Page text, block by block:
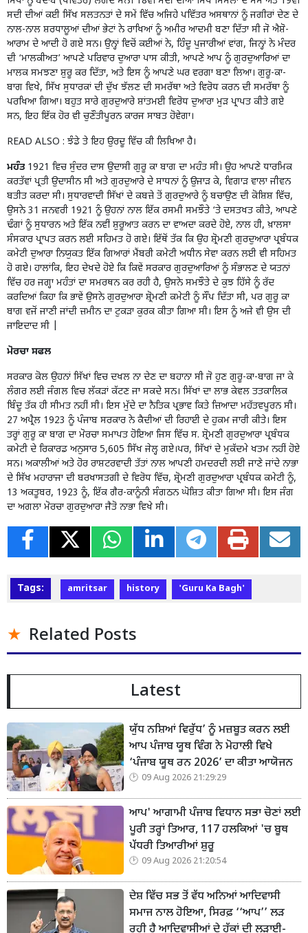
ਸਦੀ ਦੀਆਂ ਕਈ ਸਿੱਖ ਸਲਤਨਤਾਂ ਦੇ ਸਮੇਂ ਵਿੱਚ ਅਜਿਹੇ ਪਵਿੱਤਰ ਅਸਥਾਨਾਂ ਨੂੰ ਜਗੀਰਾਂ ਦੇਣ ਦੇ
ਨਾਲ-ਨਾਲ ਸ਼ਰਧਾਲੂਆਂ ਦੀਆਂ ਭੇਟਾਂ ਨੇ ਰਾਖਿਆਂ ਨੂੰ ਅਮੀਰ ਆਦਮੀ ਬਣਾ ਦਿੱਤਾ ਸੀ ਜੋ ਐਸ਼ੋ-
ਆਰਾਮ ਦੇ ਆਦੀ ਹੋ ਗਏ ਸਨ। ਉਨ੍ਹਾਂ ਵਿਚੋਂ ਕਈਆਂ ਨੇ, ਹਿੰਦੂ ਪੁਜਾਰੀਆਂ ਵਾਂਗ, ਜਿਨ੍ਹਾਂ ਨੇ ਮੰਦਰ
ਦੀ ‘ਮਾਲਕੀਅਤ’ ਆਪਣੇ ਪਰਿਵਾਰ ਦੁਆਰਾ ਪਾਸ ਕੀਤੀ, ਆਪਣੇ ਆਪ ਨੂੰ ਗੁਰਦੁਆਰਿਆਂ ਦਾ
ਮਾਲਕ ਸਮਝਣਾ ਸ਼ੁਰੂ ਕਰ ਦਿੱਤਾ, ਅਤੇ ਇਸ ਨੂੰ ਆਪਣੇ ਘਰ ਵਰਗਾ ਬਣਾ ਲਿਆ। ਗੁਰੂ-ਕਾ-
ਬਾਗ ਵਿਖੇ, ਸਿੱਖ ਸੁਧਾਰਕਾਂ ਦੀ ਦੁੱਖ ਝੱਲਣ ਦੀ ਸਮਰੱਥਾ ਅਤੇ ਵਿਰੋਧ ਕਰਨ ਦੀ ਸਮਰੱਥਾ ਨੂੰ
ਪਰਖਿਆ ਗਿਆ। ਬਹੁਤ ਸਾਰੇ ਗੁਰਦੁਆਰੇ ਸ਼ਾਂਤਮਈ ਵਿਰੋਧ ਦੁਆਰਾ ਮੁੜ ਪ੍ਰਾਪਤ ਕੀਤੇ ਗਏ
ਸਨ, ਇਹ ਇੱਕ ਹੋਰ ਵੀ ਚੁਣੌਤੀਪੂਰਨ ਕਾਰਜ ਸਾਬਤ ਹੋਵੇਗਾ।
READ ALSO : ਝੰਡੇ ਤੇ ਇਹ ਉਰਦੂ ਵਿੱਚ ਕੀ ਲਿਖਿਆ ਹੈ।
ਮਹੰਤ 1921 ਵਿਚ ਸੁੰਦਰ ਦਾਸ ਉਦਾਸੀ ਗੁਰੂ ਕਾ ਬਾਗ ਦਾ ਮਹੰਤ ਸੀ। ਉਹ ਆਪਣੇ ਧਾਰਮਿਕ
ਕਰਤੱਵਾਂ ਪ੍ਰਤੀ ਉਦਾਸੀਨ ਸੀ ਅਤੇ ਗੁਰਦੁਆਰੇ ਦੇ ਸਾਧਨਾਂ ਨੂੰ ਉਜਾੜ ਕੇ, ਵਿਗਾੜ ਵਾਲਾ ਜੀਵਨ
ਬਤੀਤ ਕਰਦਾ ਸੀ। ਸੁਧਾਰਵਾਦੀ ਸਿੱਖਾਂ ਦੇ ਕਬਜ਼ੇ ਤੋਂ ਗੁਰਦੁਆਰੇ ਨੂੰ ਬਚਾਉਣ ਦੀ ਕੋਸ਼ਿਸ਼ ਵਿੱਚ,
ਉਸਨੇ 31 ਜਨਵਰੀ 1921 ਨੂੰ ਉਹਨਾਂ ਨਾਲ ਇੱਕ ਰਸਮੀ ਸਮਝੌਤੇ ‘ਤੇ ਦਸਤਖਤ ਕੀਤੇ, ਆਪਣੇ
ਢੰਗਾਂ ਨੂੰ ਸੁਧਾਰਨ ਅਤੇ ਇੱਕ ਨਵੀਂ ਸ਼ੁਰੂਆਤ ਕਰਨ ਦਾ ਵਾਅਦਾ ਕਰਦੇ ਹੋਏ, ਨਾਲ ਹੀ, ਖ਼ਾਲਸਾ
ਸੰਸਕਾਰ ਪ੍ਰਾਪਤ ਕਰਨ ਲਈ ਸਹਿਮਤ ਹੋ ਗਏ। ਇੱਥੋਂ ਤੱਕ ਕਿ ਉਹ ਸ਼੍ਰੋਮਣੀ ਗੁਰਦੁਆਰਾ ਪ੍ਰਬੰਧਕ
ਕਮੇਟੀ ਦੁਆਰਾ ਨਿਯੁਕਤ ਇੱਕ ਗਿਆਰਾਂ ਮੈਂਬਰੀ ਕਮੇਟੀ ਅਧੀਨ ਸੇਵਾ ਕਰਨ ਲਈ ਵੀ ਸਹਿਮਤ
ਹੋ ਗਏ। ਹਾਲਾਂਕਿ, ਇਹ ਦੇਖਦੇ ਹੋਏ ਕਿ ਕਿਵੇਂ ਸਰਕਾਰ ਗੁਰਦੁਆਰਿਆਂ ਨੂੰ ਸੰਭਾਲਣ ਦੇ ਯਤਨਾਂ
ਵਿੱਚ ਹਰ ਜਗ੍ਹਾ ਮਹੰਤਾਂ ਦਾ ਸਮਰਥਨ ਕਰ ਰਹੀ ਹੈ, ਉਸਨੇ ਸਮਝੌਤੇ ਦੇ ਕੁਝ ਹਿੱਸੇ ਨੂੰ ਰੱਦ
ਕਰਦਿਆਂ ਕਿਹਾ ਕਿ ਭਾਵੇਂ ਉਸਨੇ ਗੁਰਦੁਆਰਾ ਸ਼੍ਰੋਮਣੀ ਕਮੇਟੀ ਨੂੰ ਸੌਂਪ ਦਿੱਤਾ ਸੀ, ਪਰ ਗੁਰੂ ਕਾ
ਬਾਗ ਵਜੋਂ ਜਾਣੀ ਜਾਂਦੀ ਜ਼ਮੀਨ ਦਾ ਟੁਕੜਾ ਕੁਰਕ ਕੀਤਾ ਗਿਆ ਸੀ। ਇਸ ਨੂੰ ਅਜੇ ਵੀ ਉਸ ਦੀ
ਜਾਇਦਾਦ ਸੀ |
ਮੋਰਚਾ ਸਫਲ
ਸਰਕਾਰ ਕੋਲ ਉਹਨਾਂ ਸਿੱਖਾਂ ਵਿਚ ਦਖਲ ਨਾ ਦੇਣ ਦਾ ਬਹਾਨਾ ਸੀ ਜੋ ਹੁਣ ਗੁਰੂ-ਕਾ-ਬਾਗ ਜਾ ਕੇ
ਲੰਗਰ ਲਈ ਜੰਗਲ ਵਿਚ ਲੱਕੜਾਂ ਕੱਟਣ ਜਾ ਸਕਦੇ ਸਨ। ਸਿੱਖਾਂ ਦਾ ਲਾਭ ਕੇਵਲ ਤਤਕਾਲਿਕ
ਬਿੰਦੂ ਤੱਕ ਹੀ ਸੀਮਤ ਨਹੀਂ ਸੀ। ਇਸ ਮੁੱਦੇ ਦਾ ਨੈਤਿਕ ਪ੍ਰਭਾਵ ਕਿਤੇ ਜ਼ਿਆਦਾ ਮਹੱਤਵਪੂਰਨ ਸੀ।
27 ਅਪ੍ਰੈਲ 1923 ਨੂੰ ਪੰਜਾਬ ਸਰਕਾਰ ਨੇ ਕੈਦੀਆਂ ਦੀ ਰਿਹਾਈ ਦੇ ਹੁਕਮ ਜਾਰੀ ਕੀਤੇ। ਇਸ
ਤਰ੍ਹਾਂ ਗੁਰੂ ਕਾ ਬਾਗ ਦਾ ਮੋਰਚਾ ਸਮਾਪਤ ਹੋਇਆ ਜਿਸ ਵਿੱਚ ਸ. ਸ਼੍ਰੋਮਣੀ ਗੁਰਦੁਆਰਾ ਪ੍ਰਬੰਧਕ
ਕਮੇਟੀ ਦੇ ਰਿਕਾਰਡ ਅਨੁਸਾਰ 5,605 ਸਿੱਖ ਜੇਲ੍ਹ ਗਏ।ਪਰ, ਸਿੱਖਾਂ ਦੇ ਮੁਕੱਦਮੇ ਖਤਮ ਨਹੀਂ ਹੋਏ
ਸਨ। ਅਕਾਲੀਆਂ ਅਤੇ ਹੋਰ ਰਾਸ਼ਟਰਵਾਦੀ ਤੱਤਾਂ ਨਾਲ ਆਪਣੀ ਹਮਦਰਦੀ ਲਈ ਜਾਣੇ ਜਾਂਦੇ ਨਾਭਾ
ਦੇ ਸਿੱਖ ਮਹਾਰਾਜਾ ਦੀ ਬਰਖਾਸਤਗੀ ਦੇ ਵਿਰੋਧ ਵਿੱਚ, ਸ਼੍ਰੋਮਣੀ ਗੁਰਦੁਆਰਾ ਪ੍ਰਬੰਧਕ ਕਮੇਟੀ ਨੂੰ,
13 ਅਕਤੂਬਰ, 1923 ਨੂੰ, ਇੱਕ ਗੈਰ-ਕਾਨੂੰਨੀ ਸੰਗਠਨ ਘੋਸ਼ਿਤ ਕੀਤਾ ਗਿਆ ਸੀ। ਇਸ ਜੰਗ
ਦਾ ਅਗਲਾ ਮੋਰਚਾ ਗੁਰਦੁਆਰਾ ਜੈਤੋ ਨਾਭਾ ਵਿਖੇ ਸੀ।
Tags: amritsar history 'Guru Ka Bagh'
Related Posts
Latest
ਯੁੱਧ ਨਸ਼ਿਆਂ ਵਿਰੁੱਧ’ ਨੂੰ ਮਜ਼ਬੂਤ ਕਰਨ ਲਈ
ਆਪ ਪੰਜਾਬ ਯੂਥ ਵਿੰਗ ਨੇ ਮੋਹਾਲੀ ਵਿਖੇ
‘ਪੰਜਾਬ ਯੂਥ ਰਨ 2026’ ਦਾ ਕੀਤਾ ਆਯੋਜਨ
09 Aug 2026 21:29:29
ਆਪ' ਆਗਾਮੀ ਪੰਜਾਬ ਵਿਧਾਨ ਸਭਾ ਚੋਣਾਂ ਲਈ
ਪੂਰੀ ਤਰ੍ਹਾਂ ਤਿਆਰ, 117 ਹਲਕਿਆਂ 'ਚ ਬੂਥ
ਪੱਧਰੀ ਤਿਆਰੀਆਂ ਸ਼ੁਰੂ
09 Aug 2026 21:20:54
ਦੇਸ਼ ਵਿੱਚ ਸਭ ਤੋਂ ਵੱਧ ਅਨਿਆਂ ਆਦਿਵਾਸੀ
ਸਮਾਜ ਨਾਲ ਹੋਇਆ, ਸਿਰਫ਼ ‘‘ਆਪ’’ ਲੜ